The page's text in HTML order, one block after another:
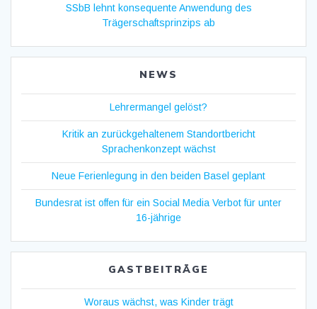
SSbB lehnt konsequente Anwendung des
Trägerschaftsprinzips ab
NEWS
Lehrermangel gelöst?
Kritik an zurückgehaltenem Standortbericht
Sprachenkonzept wächst
Neue Ferienlegung in den beiden Basel geplant
Bundesrat ist offen für ein Social Media Verbot für unter
16-jährige
GASTBEITRÄGE
Woraus wächst, was Kinder trägt